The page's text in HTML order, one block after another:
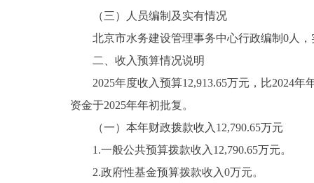
（三）人员编制及实有情况
北京市水务建设管理事务中心行政编制0人，
二、收入预算情况说明
2025年度收入预算12,913.65万元，比2024年
资金于2025年年初批复。
（一）本年财政拨款收入12,790.65万元
1.一般公共预算拨款收入12,790.65万元。
2.政府性基金预算拨款收入0万元。